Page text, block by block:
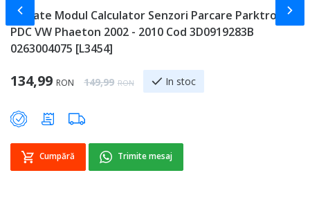
Unitate Modul Calculator Senzori Parcare Parktronic
PDC VW Phaeton 2002 - 2010 Cod 3D0919283B
0263004075 [L3454]
Special Price
134,99 RON Regular Price
149,99 RON In stoc
Cumpără Trimite mesaj
Slide-ul anterior